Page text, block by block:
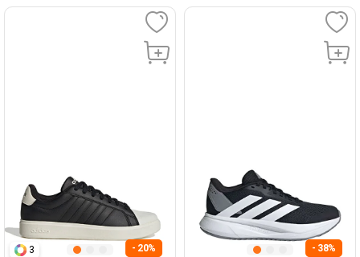
3 - 20% - 38%